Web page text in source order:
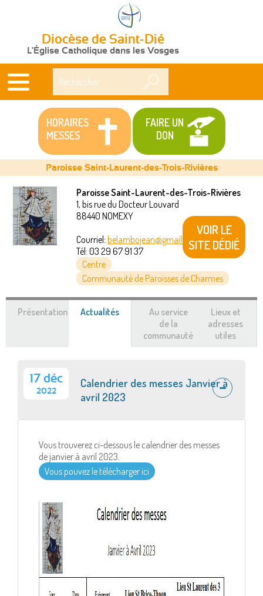
Diocèse de Saint-Dié
L'Église Catholique dans les Vosges
HORAIRES
MESSES
FAIRE UN
DON
Vous
êtes
Paroisse Saint-Laurent-des-Trois-Rivières
Paroisse Saint-Laurent-des-Trois-Rivières
1, bis rue du Docteur Louvard
88440 NOMEXY
Courriel: belambojean@gmail.com
Tél: 03 29 67 91 37
Centre
Communauté de Paroisses de Charmes
VOIR LE
SITE DÉDIÉ
Présentation Actualités
Au service
de la
communauté
Lieux et
adresses
utiles
17 déc
2022
Calendrier des messes Janvier à
avril 2023
Vous trouverez ci-dessous le calendrier des messes
de janvier à avril 2023.
Vous pouvez le télécharger ici